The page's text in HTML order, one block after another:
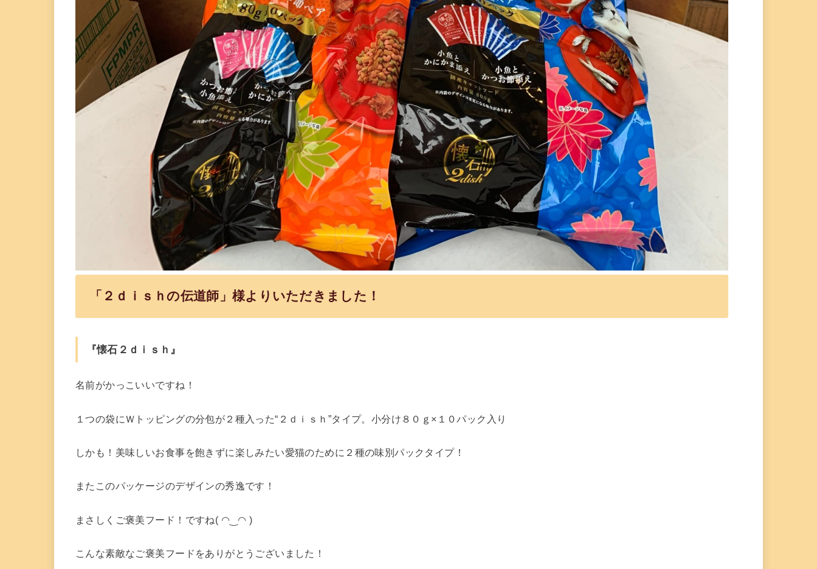
「２ｄｉｓｈの伝道師」様よりいただきました！
『懐石２ｄｉｓｈ』
名前がかっこいいですね！
１つの袋にＷトッピングの分包が２種入った“２ｄｉｓｈ”タイプ。小分け８０ｇ×１０パック入り
しかも！美味しいお食事を飽きずに楽しみたい愛猫のために２種の味別パックタイプ！
またこのパッケージのデザインの秀逸です！
まさしくご褒美フード！ですね( ◠‿◠ )
こんな素敵なご褒美フードをありがとうございました！